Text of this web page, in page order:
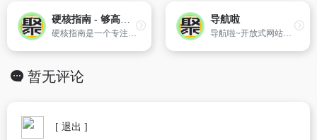
硬核指南 - 够高清才是真硬核！
硬核指南是一个专注于收录免费电影、音乐、电子书、二次元、游戏网站的导航，也提供了各类Tvbox、洛雪音乐、musicfree等开源软件接口。
导航啦
导航啦~开放式网站分类目录网站导航
暂无评论
[ 退出 ]